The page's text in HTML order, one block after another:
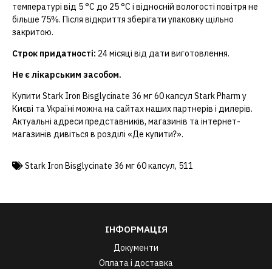
температурі від 5 °C до 25 °C і відносній вологості повітря не
більше 75%. Після відкриття зберігати упаковку щільно
закритою.
Строк придатності: 24 місяці від дати виготовлення.
Не є лікарським засобом.
Купити Stark Iron Bisglycinate 36 мг 60 капсул Stark Pharm у
Києві та Україні можна на сайтах наших партнерів і дилерів.
Актуальні адреси представників, магазинів та інтернет-
магазинів дивіться в розділі «Де купити?».
Stark Iron Bisglycinate 36 мг 60 капсул, 511
ІНФОРМАЦІЯ
Документи
Оплата і доставка